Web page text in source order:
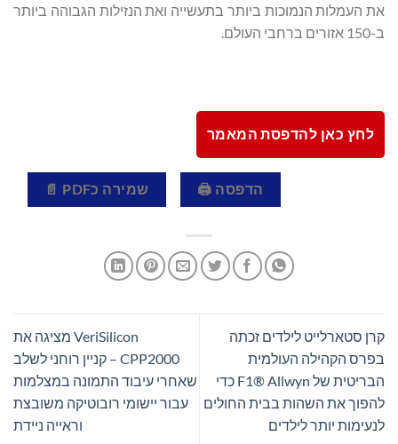
את העמלות הנמוכות ביותר בתעשייה ואת הנזילות הגבוהה ביותר
ב-150 אזורים ברחבי העולם.
לחץ כאן להדפסת המאמר
הדפסה 🖨 שמירה כPDF 📄
קרן סטארלייט לילדים זכתה
בפרס הקהילה העולמית
הבריטית של F1® Allwyn כדי
להפוך את השהות בבית החולים
לנעימות יותר לילדים
VeriSilicon מציגה את
CPP2000 – קניין רוחני לשלב
שאחרי עיבוד התמונה במצלמות
עבור יישומי רובוטיקה משובצת
וראייה ניידת